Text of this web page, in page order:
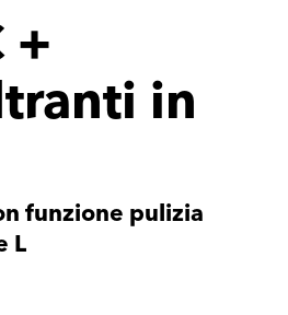
+
in
funzione pulizia
L